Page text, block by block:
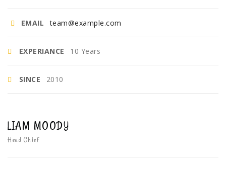
EMAIL team@example.com
EXPERIANCE 10 Years
SINCE 2010
LIAM MOODY
Head Chief